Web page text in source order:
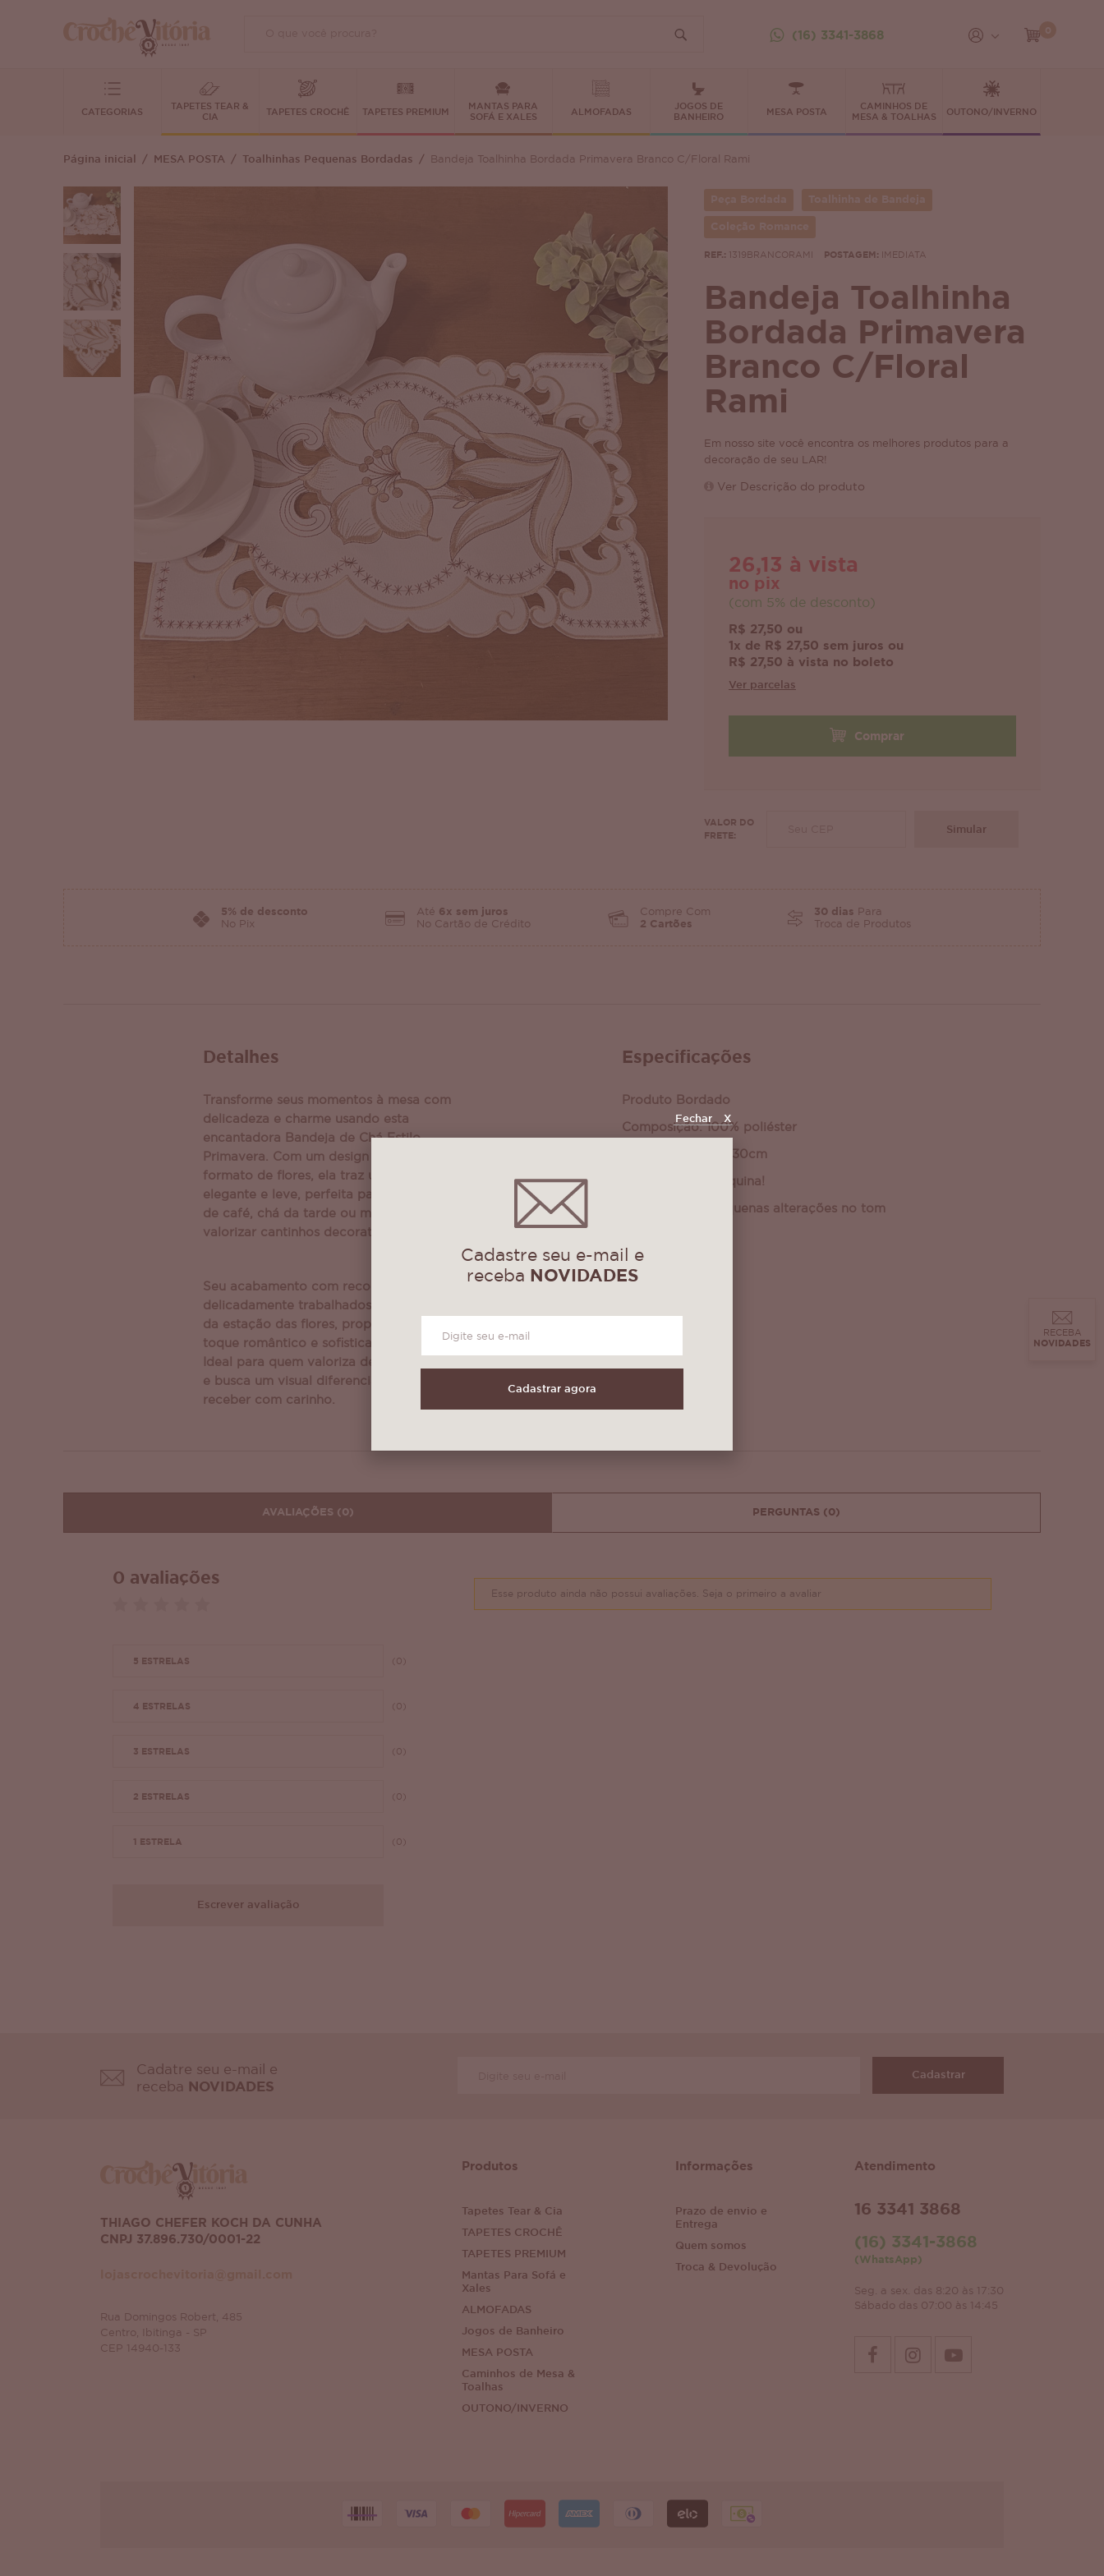
(16) 3341-3868
CATEGORIAS
TAPETES TEAR &
CIA
TAPETES CROCHÊ TAPETES PREMIUM
MANTAS PARA
SOFÁ E XALES
ALMOFADAS
JOGOS DE
BANHEIRO
MESA POSTA
CAMINHOS DE
MESA & TOALHAS
OUTONO/INVERNO
Página inicial MESA POSTA Toalhinhas Pequenas Bordadas Bandeja Toalhinha Bordada Primavera Branco C/Floral Rami
REF.: 1319BRANCORAMI POSTAGEM: IMEDIATA
Bandeja Toalhinha
Bordada Primavera
Branco C/Floral
Rami
Em nosso site você encontra os melhores produtos para a
decoração de seu LAR!
Ver Descrição do produto
26,13 à vista
no pix
(com 5% de desconto)
R$ 27,50 ou
1x de R$ 27,50 sem juros ou
R$ 27,50 à vista no boleto
Ver parcelas
Comprar
VALOR DO
FRETE:
Simular
5% de desconto
No Pix
Até 6x sem juros
No Cartão de Crédito
Compre Com
2 Cartões
30 dias Para
Troca de Produtos
Detalhes
Transforme seus momentos à mesa com
delicadeza e charme usando esta
encantadora Bandeja de Chá Estilo
Primavera. Com um design vazado em
formato de flores, ela traz uma composição
elegante e leve, perfeita para compor mesas
de café, chá da tarde ou mesmo para
valorizar cantinhos decorativos.
Seu acabamento com recortes florais
delicadamente trabalhados remete à leveza
da estação das flores, proporcionando um
toque romântico e sofisticado à decoração.
Ideal para quem valoriza detalhes artesanais
e busca um visual diferenciado na hora de
receber com carinho.
Especificações
Produto Bordado
Composição: 100% poliéster
Medidas: 45cm X 30cm
Não lavar em máquina!
Podem sofrer pequenas alterações no tom
AVALIAÇÕES (0) PERGUNTAS (0)
0 avaliações
5 ESTRELAS (0)
4 ESTRELAS (0)
3 ESTRELAS (0)
2 ESTRELAS (0)
1 ESTRELA (0)
Escrever avaliação
Esse produto ainda não possui avaliações. Seja o primeiro a avaliar
Cadatre seu e-mail e
receba
NOVIDADES
Cadastrar
THIAGO CHEFER KOCH DA CUNHA
CNPJ 37.896.730/0001-22
Rua Domingos Robert, 485
Centro, Ibitinga - SP
CEP 14940-133
Produtos
Tapetes Tear & Cia
TAPETES CROCHÊ
TAPETES PREMIUM
Mantas Para Sofá e
Xales
ALMOFADAS
Jogos de Banheiro
MESA POSTA
Caminhos de Mesa &
Toalhas
OUTONO/INVERNO
Informações
Prazo de envio e
Entrega
Quem somos
Troca & Devolução
Atendimento
16 3341 3868
(16) 3341-3868
(WhatsApp)
Seg. a sex. das 8:20 às 17:30
Sábado das 07:00 às 14:45
Cadastre seu e-mail e
receba NOVIDADES
Cadastrar agora
Fechar X
RECEBA
NOVIDADES